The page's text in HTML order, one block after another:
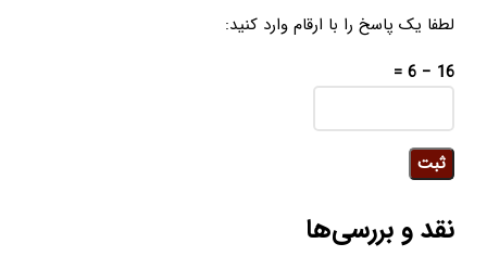
نقد و بررسی‌ها
لطفا یک پاسخ را با ارقام وارد کنید:
16 − 6 =